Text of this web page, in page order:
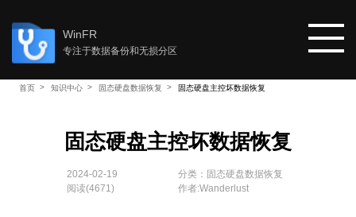
WinFR
专注于数据备份和无损分区
首页 知识中心 固态硬盘数据恢复 固态硬盘主控坏数据恢复
固态硬盘主控坏数据恢复
2024-02-19 分类： 固态硬盘数据恢复
阅读(4671) 作者:Wanderlust